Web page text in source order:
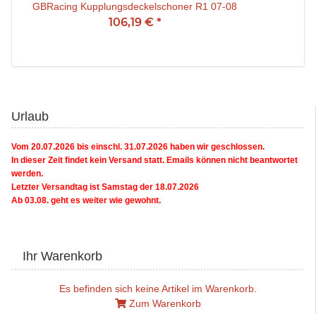
GBRacing Kupplungsdeckelschoner R1 07-08
106,19 € *
Urlaub
Vom 20.07.2026 bis einschl. 31.07.2026 haben wir geschlossen.
In dieser Zeit findet kein Versand statt. Emails können nicht beantwortet
werden.
Letzter Versandtag ist Samstag der 18.07.2026
Ab 03.08. geht es weiter wie gewohnt.
Ihr Warenkorb
Es befinden sich keine Artikel im Warenkorb.
Zum Warenkorb